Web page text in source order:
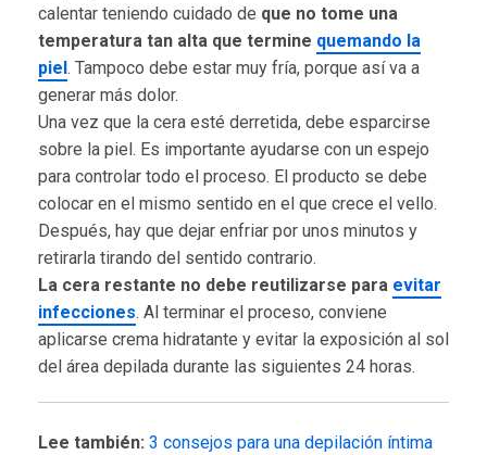
calentar teniendo cuidado de que no tome una
temperatura tan alta que termine quemando la
piel . Tampoco debe estar muy fría, porque así va a
generar más dolor.
Una vez que la cera esté derretida, debe esparcirse
sobre la piel. Es importante ayudarse con un espejo
para controlar todo el proceso. El producto se debe
colocar en el mismo sentido en el que crece el vello.
Después, hay que dejar enfriar por unos minutos y
retirarla tirando del sentido contrario.
La cera restante no debe reutilizarse para evitar
infecciones. Al terminar el proceso, conviene
aplicarse crema hidratante y evitar la exposición al sol
del área depilada durante las siguientes 24 horas.
Lee también: 3 consejos para una depilación íntima